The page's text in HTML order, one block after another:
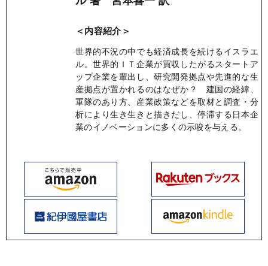
＜内容紹介＞
世界的不況の中でも経済成長を続けるイスラエ
ル。世界的ＩＴ企業が買収したがるスタートア
ップ企業を輩出し、研究開発拠点や先進的な生
産拠点が置かれるのはなぜか？ 建国の経緯、
軍隊のあり方、産業政策などを取材と調査・分
析により生き生きと描きだし、停滞する日本企
業のイノベーションに多くの示唆を与える。